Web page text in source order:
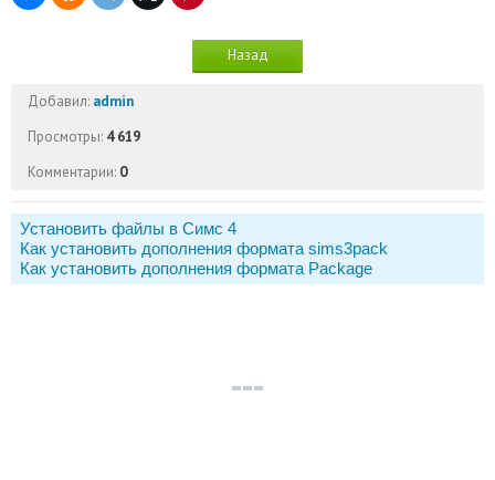
Назад
Добавил: admin
Просмотры: 4 619
Комментарии: 0
Установить файлы в Симс 4
Как установить дополнения формата sims3pack
Как установить дополнения формата Package